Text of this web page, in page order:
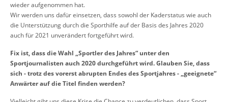
wieder aufgenommen hat.
Wir werden uns dafür einsetzen, dass sowohl der Kaderstatus wie auch
die Unterstützung durch die Sporthilfe auf der Basis des Jahres 2020
auch für 2021 unverändert fortgeführt wird.
Fix ist, dass die Wahl „Sportler des Jahres“ unter den
Sportjournalisten auch 2020 durchgeführt wird. Glauben Sie, dass
sich - trotz des vorerst abrupten Endes des Sportjahres - „geeignete“
Anwärter auf die Titel finden werden?